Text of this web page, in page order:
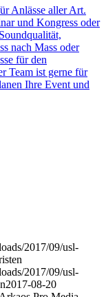
2017/09/usl-
2017/09/usl-
2017-08-20